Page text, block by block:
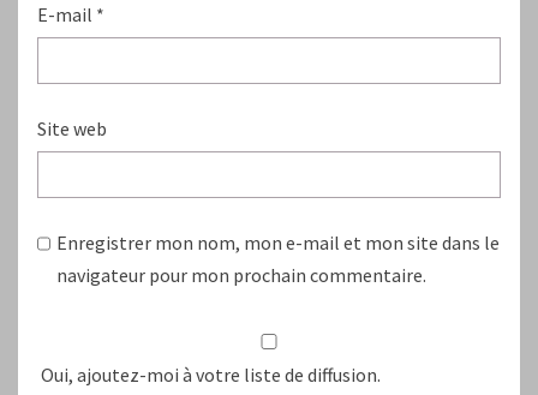
E-mail *
Site web
Enregistrer mon nom, mon e-mail et mon site dans le
navigateur pour mon prochain commentaire.
Oui, ajoutez-moi à votre liste de diffusion.